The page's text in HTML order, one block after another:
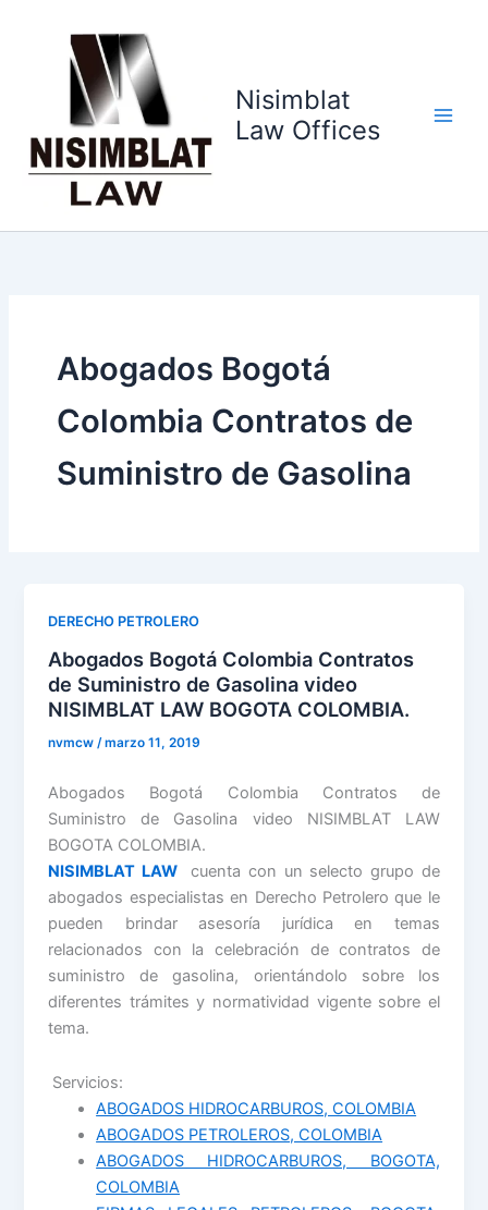
contenido
Nisimblat
Law Offices
Abogados Bogotá
Colombia Contratos de
Suministro de Gasolina
DERECHO PETROLERO
Abogados Bogotá Colombia Contratos
de Suministro de Gasolina video
NISIMBLAT LAW BOGOTA COLOMBIA.
nvmcw /marzo 11, 2019
Abogados Bogotá Colombia Contratos de
Suministro de Gasolina video NISIMBLAT LAW
BOGOTA COLOMBIA.
NISIMBLAT LAW
cuenta con un selecto grupo de
abogados especialistas en Derecho Petrolero que le
pueden brindar asesoría jurídica en temas
relacionados con la celebración de contratos de
suministro de gasolina, orientándolo sobre los
diferentes trámites y normatividad vigente sobre el
tema.
Servicios:
ABOGADOS HIDROCARBUROS, COLOMBIA
ABOGADOS PETROLEROS, COLOMBIA
ABOGADOS HIDROCARBUROS, BOGOTA,
COLOMBIA